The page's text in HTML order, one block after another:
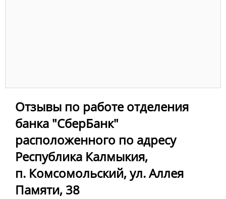
Отзывы по работе отделения
банка "СберБанк"
расположенного по адресу
Республика Калмыкия,
п. Комсомольский, ул. Аллея
Памяти, 38